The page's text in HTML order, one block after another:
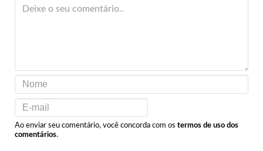
Ao enviar seu comentário, você concorda com os termos de uso dos
comentários.